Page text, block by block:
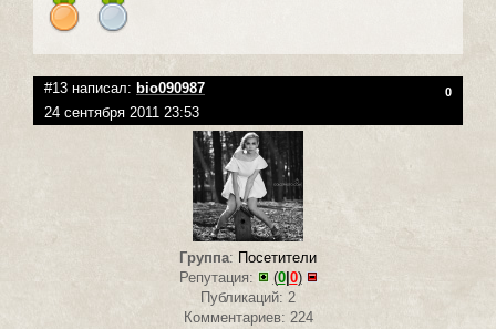
#13 написал: bio090987 0
24 сентября 2011 23:53
Группа: Посетители
Репутация:
(0| 0)
Публикаций: 2
Комментариев: 224